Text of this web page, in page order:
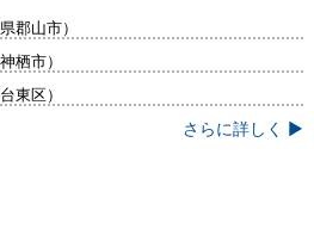
郡山市）
栖市）
東区）
さらに詳しく ▶